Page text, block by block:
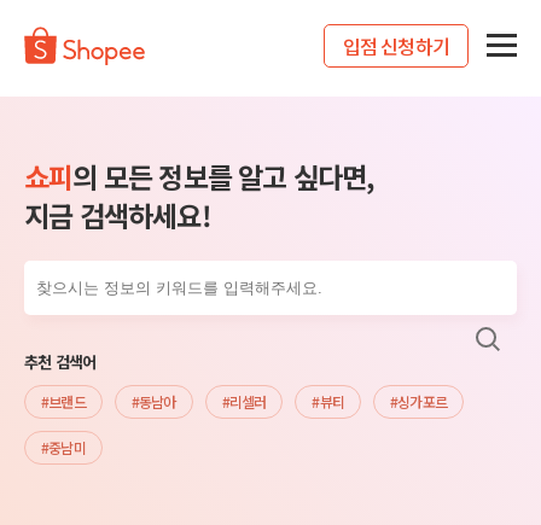
입점 신청하기
쇼피의 모든 정보를 알고 싶다면,
지금 검색하세요!
추천 검색어
#브랜드 #동남아 #리셀러 #뷰티 #싱가포르
#중남미